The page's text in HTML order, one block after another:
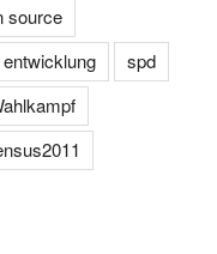
source
spd